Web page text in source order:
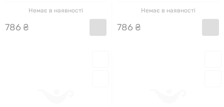
Немає в наявності
786 ₴
Немає в наявності
786 ₴